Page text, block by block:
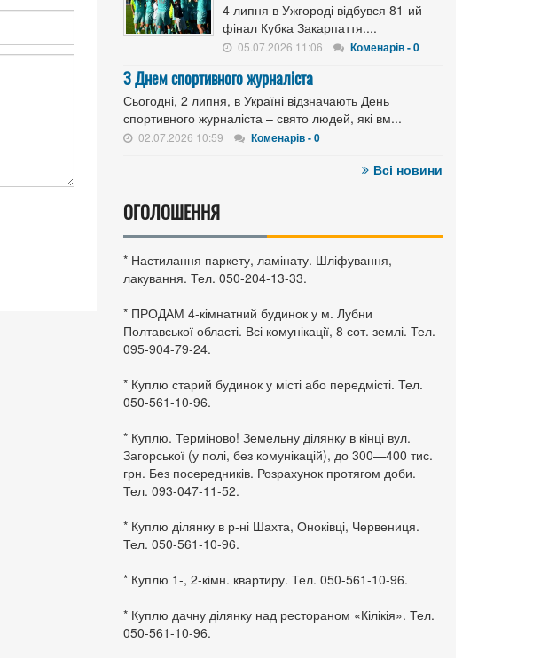
4 липня в Ужгороді відбувся 81-ий
фінал Кубка Закарпаття....
05.07.2026 11:06 Коменарів - 0
З Днем спортивного журналіста
Сьогодні, 2 липня, в Україні відзначають День
спортивного журналіста – свято людей, які вм...
02.07.2026 10:59 Коменарів - 0
Всі новини
ОГОЛОШЕННЯ
* Настилання паркету, ламінату. Шліфування,
лакування. Тел. 050-204-13-33.
* ПРОДАМ 4-кімнатний будинок у м. Лубни
Полтавської області. Всі комунікації, 8 сот. землі. Тел.
095-904-79-24.
* Куплю старий будинок у місті або передмісті. Тел.
050-561-10-96.
* Куплю. Терміново! Земельну ділянку в кінці вул.
Загорської (у полі, без комунікацій), до 300—400 тис.
грн. Без посередників. Розрахунок протягом доби.
Тел. 093-047-11-52.
* Куплю ділянку в р-ні Шахта, Оноківці, Червениця.
Тел. 050-561-10-96.
* Куплю 1-, 2-кімн. квартиру. Тел. 050-561-10-96.
* Куплю дачну ділянку над рестораном «Кілікія». Тел.
050-561-10-96.